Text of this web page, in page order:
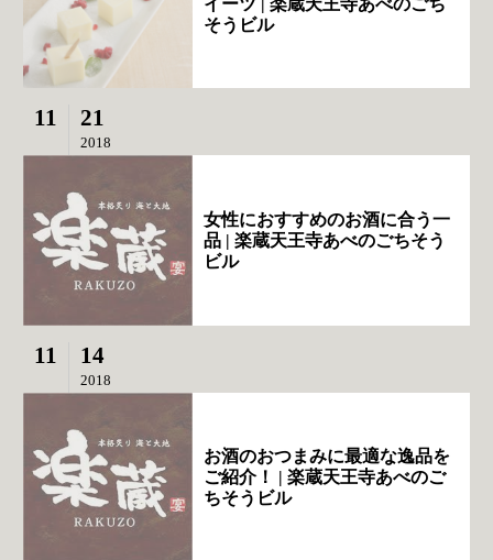
そうビル
11 21
2018
女性におすすめのお酒に合う一
品 | 楽蔵天王寺あべのごちそう
ビル
11 14
2018
お酒のおつまみに最適な逸品を
ご紹介！ | 楽蔵天王寺あべのご
ちそうビル